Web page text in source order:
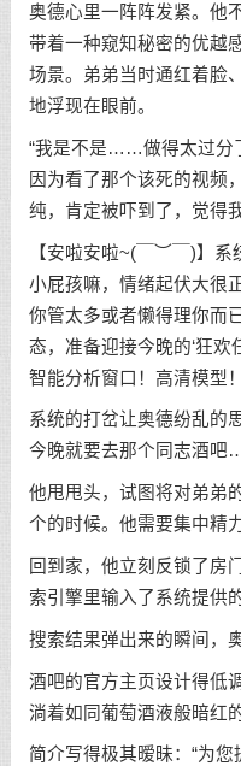
奥德心里一阵阵发紧。他
带着一种窥知秘密的优越
场景。弟弟当时通红着脸
地浮现在眼前。
“我是不是……做得太过分
因为看了那个该死的视
纯，肯定被吓到了，觉
【安啦安啦~(￣︶￣)】
小屁孩嘛，情绪起伏大很
你管太多或者懒得理你而
态，准备迎接今晚的‘狂欢
智能分析窗口！高清模
系统的打岔让奥德纷乱
今晚就要去那个同志酒
他甩甩头，试图将对弟弟
个的时候。他需要集中精
回到家，他立刻反锁了房
索引擎里输入了系统提供
搜索结果弹出来的瞬间，
酒吧的官方主页设计得低
淌着如同葡萄酒液般暗红
简介写得极其暧昧：“为